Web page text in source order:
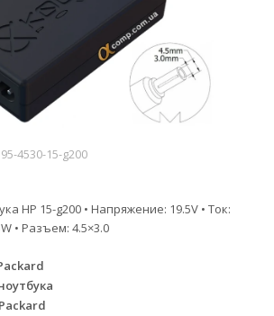
4530-15-g200
HP 15-g200 • Напряжение: 19.5V • Ток:
• Разъем: 4.5×3.0